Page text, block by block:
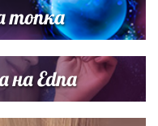
топка
на Edna